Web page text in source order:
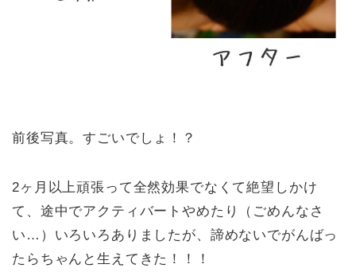
前後写真。すごいでしょ！？
2ヶ月以上頑張って全然効果でなくて絶望しかけ
て、途中でアクティバートやめたり（ごめんなさ
い…）いろいろありましたが、諦めないでがんばっ
たらちゃんと生えてきた！！！